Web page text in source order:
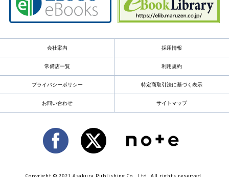
会社案内 採用情報
常備店一覧 利用規約
プライバシーポリシー 特定商取引法に基づく表示
お問い合わせ サイトマップ